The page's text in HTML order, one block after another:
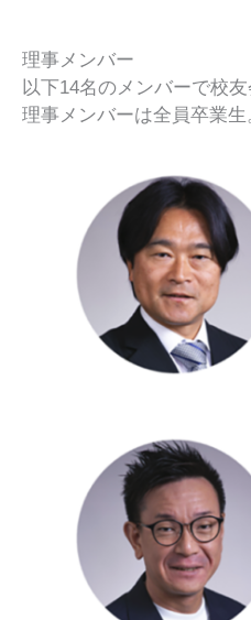
理事メンバー
以下14名のメンバーで校
理事メンバーは全員卒業生